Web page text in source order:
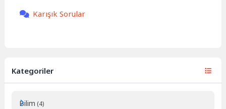
Karışık Sorular
Kategoriler
Bilim (4)